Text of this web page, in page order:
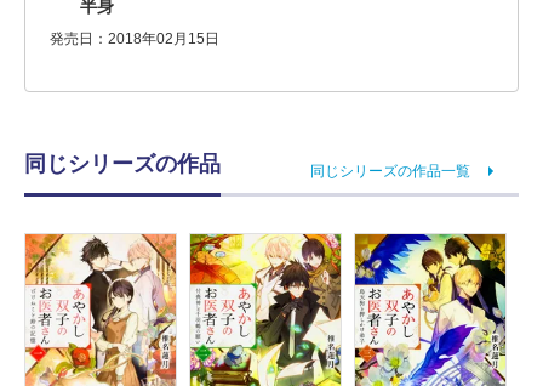
半身
発売日：2018年02月15日
同じシリーズの作品 同じシリーズの作品一覧